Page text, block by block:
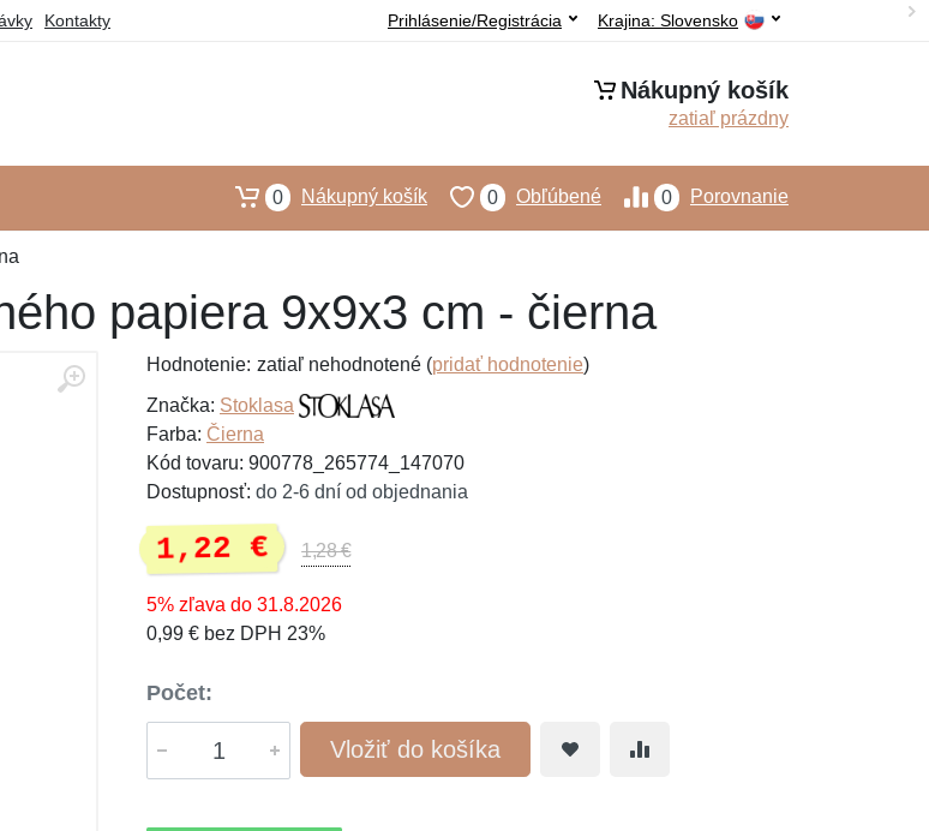
Kontakty Krajina: Slovensko
Prihlásenie/Registrácia
Nákupný košík
zatiaľ prázdny
0 Porovnanie
0 Obľúbené
0 Nákupný košík
papiera 9x9x3 cm - čierna
Hodnotenie: zatiaľ nehodnotené (pridať hodnotenie)
Značka: Stoklasa
Farba: Čierna
Kód tovaru: 900778_265774_147070
Dostupnosť: do 2-6 dní od objednania
1,22 € 1,28 €
5% zľava do 31.8.2026
0,99 € bez DPH 23%
Počet:
Vložiť do košíka